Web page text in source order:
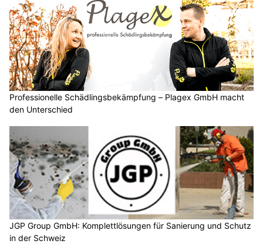
Professionelle Schädlingsbekämpfung – Plagex GmbH macht
den Unterschied
JGP Group GmbH: Komplettlösungen für Sanierung und Schutz
in der Schweiz